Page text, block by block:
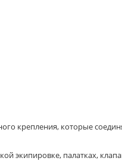
крепления, которые
экипировке, палатках,